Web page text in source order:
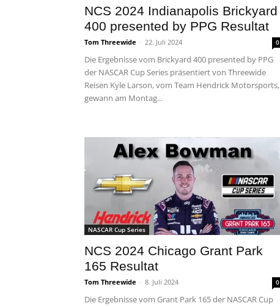
NCS 2024 Indianapolis Brickyard
400 presented by PPG Resultat
Tom Threewide - 22. Juli 2024 0
Die Ergebnisse vom Brickyard 400 presented by PPG
der NASCAR Cup Series präsentiert von Threewide
Reisen Kyle Larson, vom Team Hendrick Motorsports,
gewann am Montag...
NASCAR Cup Series
NCS 2024 Chicago Grant Park
165 Resultat
Tom Threewide - 8. Juli 2024 0
Die Ergebnisse vom Grant Park 165 der NASCAR Cup